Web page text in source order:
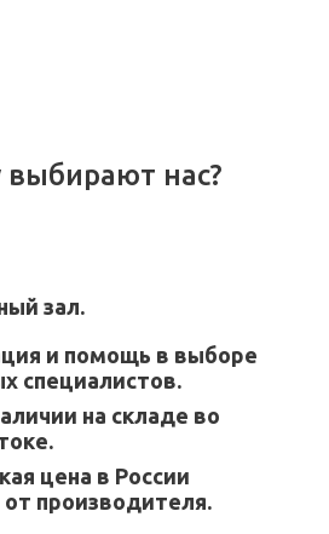
нас?
зал.
и помощь в выборе
специалистов.
на складе во
цена в России
производителя.